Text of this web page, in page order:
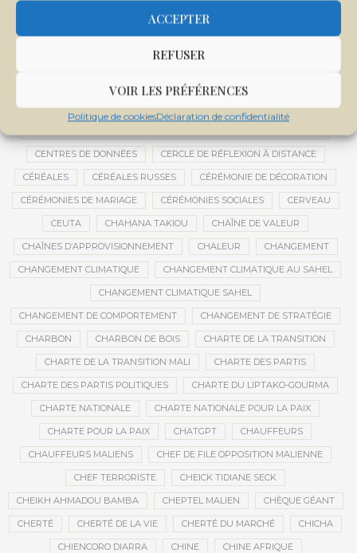
ACCEPTER
REFUSER
VOIR LES PRÉFÉRENCES
Politique de cookiesDéclaration de confidentialité
CENTRALE SOLAIRE DE SANANKOROBA
CENTRE D'INTELLIGENCE ARTIFICIELLE
CENTRE DE SANTÉ COMMUNAUTAIRE
CENTRE INTERNATIONAL DE CONFÉRENCES DE BAMAKO
CENTRE MALI
CENTRES DE DONNÉES CERCLE DE RÉFLEXION À DISTANCE
CÉRÉALES CÉRÉALES RUSSES CÉRÉMONIE DE DÉCORATION
CÉRÉMONIES DE MARIAGE CÉRÉMONIES SOCIALES CERVEAU
CEUTA CHAHANA TAKIOU CHAÎNE DE VALEUR
CHAÎNES D’APPROVISIONNEMENT CHALEUR CHANGEMENT
CHANGEMENT CLIMATIQUE CHANGEMENT CLIMATIQUE AU SAHEL
CHANGEMENT CLIMATIQUE SAHEL
CHANGEMENT DE COMPORTEMENT CHANGEMENT DE STRATÉGIE
CHARBON CHARBON DE BOIS CHARTE DE LA TRANSITION
CHARTE DE LA TRANSITION MALI CHARTE DES PARTIS
CHARTE DES PARTIS POLITIQUES CHARTE DU LIPTAKO-GOURMA
CHARTE NATIONALE CHARTE NATIONALE POUR LA PAIX
CHARTE POUR LA PAIX CHATGPT CHAUFFEURS
CHAUFFEURS MALIENS CHEF DE FILE OPPOSITION MALIENNE
CHEF TERRORISTE CHEICK TIDIANE SECK
CHEIKH AHMADOU BAMBA CHEPTEL MALIEN CHÈQUE GÉANT
CHERTÉ CHERTÉ DE LA VIE CHERTÉ DU MARCHÉ CHICHA
CHIENCORO DIARRA CHINE CHINE AFRIQUE